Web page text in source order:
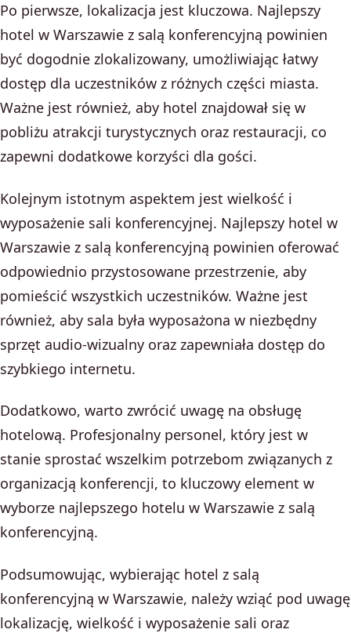
Po pierwsze, lokalizacja jest kluczowa. Najlepszy
hotel w Warszawie z salą konferencyjną powinien
być dogodnie zlokalizowany, umożliwiając łatwy
dostęp dla uczestników z różnych części miasta.
Ważne jest również, aby hotel znajdował się w
pobliżu atrakcji turystycznych oraz restauracji, co
zapewni dodatkowe korzyści dla gości.
Kolejnym istotnym aspektem jest wielkość i
wyposażenie sali konferencyjnej. Najlepszy hotel w
Warszawie z salą konferencyjną powinien oferować
odpowiednio przystosowane przestrzenie, aby
pomieścić wszystkich uczestników. Ważne jest
również, aby sala była wyposażona w niezbędny
sprzęt audio-wizualny oraz zapewniała dostęp do
szybkiego internetu.
Dodatkowo, warto zwrócić uwagę na obsługę
hotelową. Profesjonalny personel, który jest w
stanie sprostać wszelkim potrzebom związanych z
organizacją konferencji, to kluczowy element w
wyborze najlepszego hotelu w Warszawie z salą
konferencyjną.
Podsumowując, wybierając hotel z salą
konferencyjną w Warszawie, należy wziąć pod uwagę
lokalizację, wielkość i wyposażenie sali oraz